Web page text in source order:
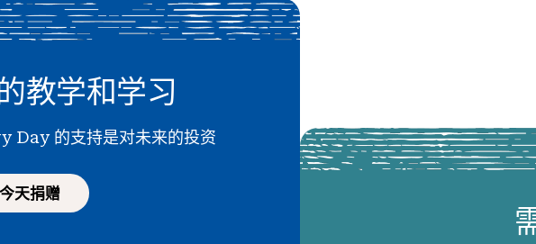
教学和学习
的支持是对未来的投资
今天捐赠